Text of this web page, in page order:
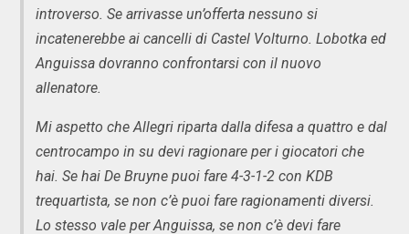
introverso. Se arrivasse un’offerta nessuno si
incatenerebbe ai cancelli di Castel Volturno. Lobotka ed
Anguissa dovranno confrontarsi con il nuovo
allenatore.
Mi aspetto che Allegri riparta dalla difesa a quattro e dal
centrocampo in su devi ragionare per i giocatori che
hai. Se hai De Bruyne puoi fare 4-3-1-2 con KDB
trequartista, se non c’è puoi fare ragionamenti diversi.
Lo stesso vale per Anguissa, se non c’è devi fare